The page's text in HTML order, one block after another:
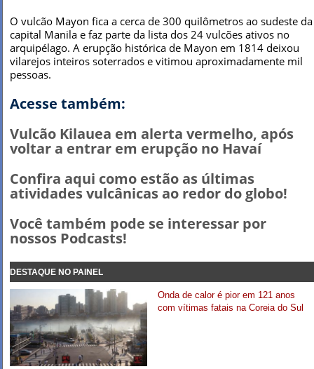
O vulcão Mayon fica a cerca de 300 quilômetros ao sudeste da
capital Manila e faz parte da lista dos 24 vulcões ativos no
arquipélago. A erupção histórica de Mayon em 1814 deixou
vilarejos inteiros soterrados e vitimou aproximadamente mil
pessoas.
Acesse também:
Vulcão Kilauea em alerta vermelho, após
voltar a entrar em erupção no Havaí
Confira aqui como estão as últimas
atividades vulcânicas ao redor do globo!
Você também pode se interessar por
nossos Podcasts!
DESTAQUE NO PAINEL
Onda de calor é pior em 121 anos
com vítimas fatais na Coreia do Sul